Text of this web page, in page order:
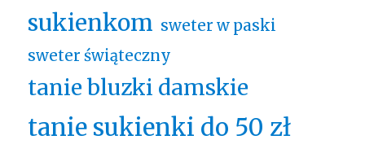
sukienkom sweter w paski
sweter świąteczny
tanie bluzki damskie
tanie sukienki do 50 zł